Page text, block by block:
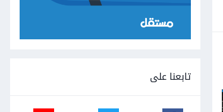
تابعنا على